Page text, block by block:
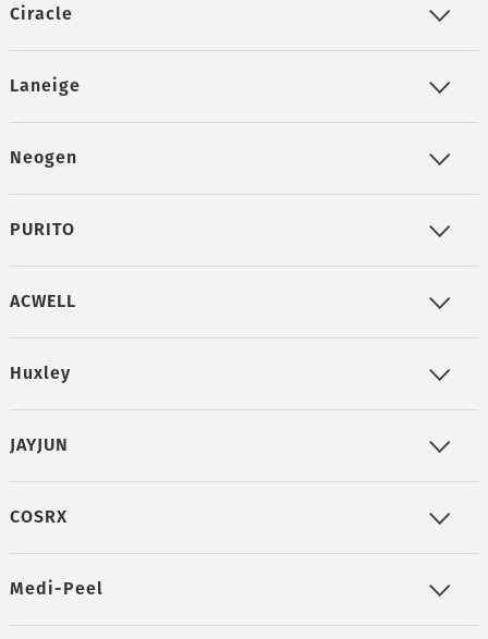
Ciracle
Laneige
Neogen
PURITO
ACWELL
Huxley
JAYJUN
COSRX
Medi-Peel